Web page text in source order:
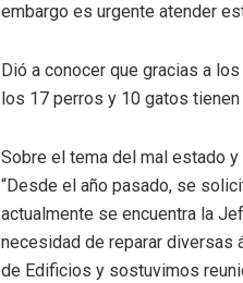
embargo es urgente atender
Dió a conocer que gracias a
los 17 perros y 10 gatos
Sobre el tema del mal estado
“Desde el año pasado, se
actualmente se encuentra la
necesidad de reparar diversas
de Edificios y sostuvimos